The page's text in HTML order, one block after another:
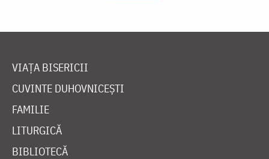
VIAȚA BISERICII
CUVINTE DUHOVNICEȘTI
FAMILIE
LITURGICĂ
BIBLIOTECĂ